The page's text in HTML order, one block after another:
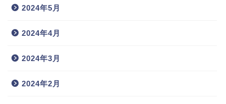
2024年5月
2024年4月
2024年3月
2024年2月